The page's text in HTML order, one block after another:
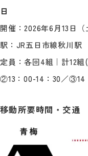
日
開催：2026年6月13日
駅：JR五日市線秋川駅
定員：各回4組｜計12
②13：00-14：30／③14
移動所要時間・交通